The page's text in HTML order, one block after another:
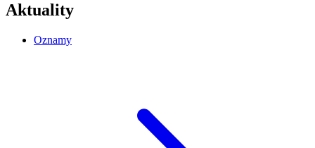
Aktuality
Oznamy